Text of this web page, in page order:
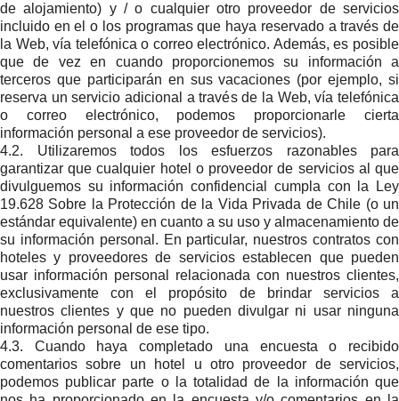
de alojamiento) y / o cualquier otro proveedor de servicios
incluido en el o los programas que haya reservado a través de
la Web, vía telefónica o correo electrónico. Además, es posible
que de vez en cuando proporcionemos su información a
terceros que participarán en sus vacaciones (por ejemplo, si
reserva un servicio adicional a través de la Web, vía telefónica
o correo electrónico, podemos proporcionarle cierta
información personal a ese proveedor de servicios).
4.2. Utilizaremos todos los esfuerzos razonables para
garantizar que cualquier hotel o proveedor de servicios al que
divulguemos su información confidencial cumpla con la Ley
19.628 Sobre la Protección de la Vida Privada de Chile (o un
estándar equivalente) en cuanto a su uso y almacenamiento de
su información personal. En particular, nuestros contratos con
hoteles y proveedores de servicios establecen que pueden
usar información personal relacionada con nuestros clientes,
exclusivamente con el propósito de brindar servicios a
nuestros clientes y que no pueden divulgar ni usar ninguna
información personal de ese tipo.
4.3. Cuando haya completado una encuesta o recibido
comentarios sobre un hotel u otro proveedor de servicios,
podemos publicar parte o la totalidad de la información que